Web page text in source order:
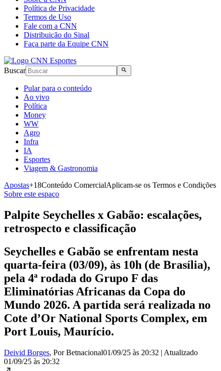
Política de Privacidade
Termos de Uso
Fale com a CNN
Distribuição do Sinal
Faça parte da Equipe CNN
Buscar
Pular para o conteúdo
Ao vivo
Política
Money
WW
Agro
Infra
IA
Esportes
Viagem & Gastronomia
Apostas+18Conteúdo ComercialAplicam-se os Termos e Condições
Sobre este espaço
Palpite Seychelles x Gabão: escalações,
retrospecto e classificação
Seychelles e Gabão se enfrentam nesta
quarta-feira (03/09), às 10h (de Brasília),
pela 4ª rodada do Grupo F das
Eliminatórias Africanas da Copa do
Mundo 2026. A partida será realizada no
Cote d’Or National Sports Complex, em
Port Louis, Maurício.
Deivid Borges, Por Betnacional01/09/25 às 20:32 | Atualizado
01/09/25 às 20:32